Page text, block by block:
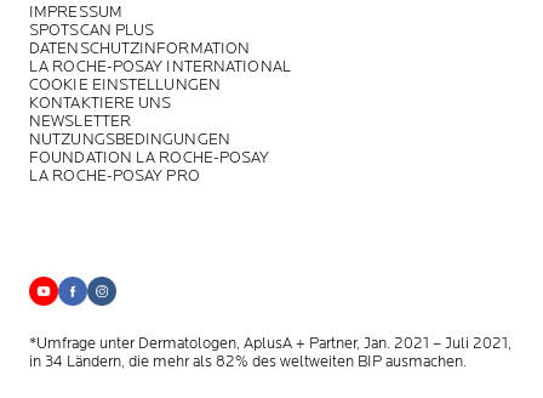
IMPRESSUM
SPOTSCAN PLUS
DATENSCHUTZINFORMATION
LA ROCHE-POSAY INTERNATIONAL
COOKIE EINSTELLUNGEN
KONTAKTIERE UNS
NEWSLETTER
NUTZUNGSBEDINGUNGEN
FOUNDATION LA ROCHE-POSAY
LA ROCHE-POSAY PRO
*Umfrage unter Dermatologen, AplusA + Partner, Jan. 2021 – Juli 2021,
in 34 Ländern, die mehr als 82% des weltweiten BIP ausmachen.